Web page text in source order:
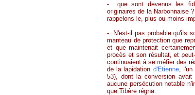
- que sont devenus les
originaires de la Narbonnaise
rappelons-le, plus ou moins
- N'est-il pas probable qu'ils
manteau de protection que
et que maintenait
procès et son résultat, et
continuaient à se méfier des
de la lapidation d'Etienne, l'un
53), dont la conversion avait
aucune persécution notable
que Tibère régna.